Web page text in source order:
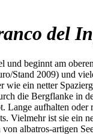
del
beginnt am
Stand 2009) und
ein netter
die Bergflanke in
Lange aufhalten
Vielmehr ist sie ein
albatros-artigen